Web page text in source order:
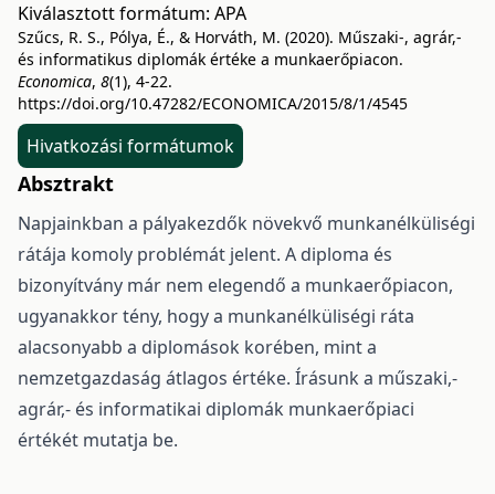
Kiválasztott formátum: APA
Szűcs, R. S., Pólya, É., & Horváth, M. (2020). Műszaki-, agrár,-
és informatikus diplomák értéke a munkaerőpiacon.
Economica, 8(1), 4-22.
https://doi.org/10.47282/ECONOMICA/2015/8/1/4545
Hivatkozási formátumok
Absztrakt
Napjainkban a pályakezdők növekvő munkanélküliségi
rátája komoly problémát jelent. A diploma és
bizonyítvány már nem elegendő a munkaerőpiacon,
ugyanakkor tény, hogy a munkanélküliségi ráta
alacsonyabb a diplomások korében, mint a
nemzetgazdaság átlagos értéke. Írásunk a műszaki,-
agrár,- és informatikai diplomák munkaerőpiaci
értékét mutatja be.